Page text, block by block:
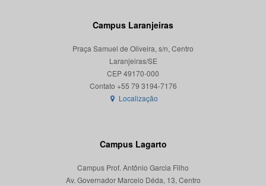
Campus Laranjeiras
Praça Samuel de Oliveira, s/n, Centro
Laranjeiras/SE
CEP 49170-000
Localização
Campus Lagarto
Campus Prof. Antônio Garcia Filho
Av. Governador Marcelo Déda, 13, Centro